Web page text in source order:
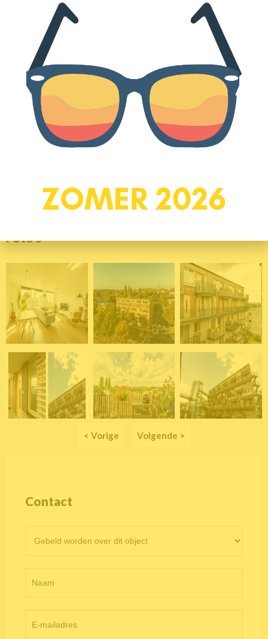
Wat maakt Columbusweg 111 je nieuwe thuis:
• Centrale ligging ten opzichte van stad en uitvalswegen
• Instapklaar, je kunt er zo in!
• Strak afgewerkte wanden en plafonds
• Keurig sanitair
• Energielabel A, zeer energiezuinig (Voorschotnota EUR 60,-
• Gezonde VVE
• Ruime garage op de begane grond
Geïnteresseerd in deze woning? Schakel een NVM-
Foto's
< Vorige Volgende >
Contact
objectpagina